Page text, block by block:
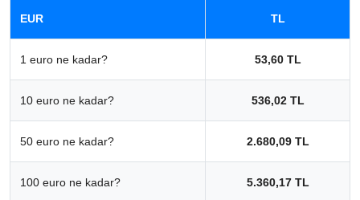
EUR TL
1 euro ne kadar? 53,60 TL
10 euro ne kadar? 536,02 TL
50 euro ne kadar? 2.680,09 TL
100 euro ne kadar? 5.360,17 TL